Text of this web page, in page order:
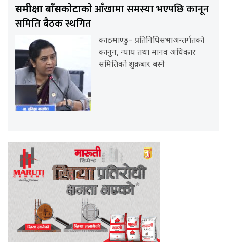
समीक्षा बाँसकोटाकोआँखामा समस्या भएपछि कानून
समिति बैठक स्थगित
काठमाण्डु– प्रतिनिधिसभाअन्तर्गतको
कानुन, न्याय तथा मानव अधिकार
समितिको शुक्रबार बस्ने